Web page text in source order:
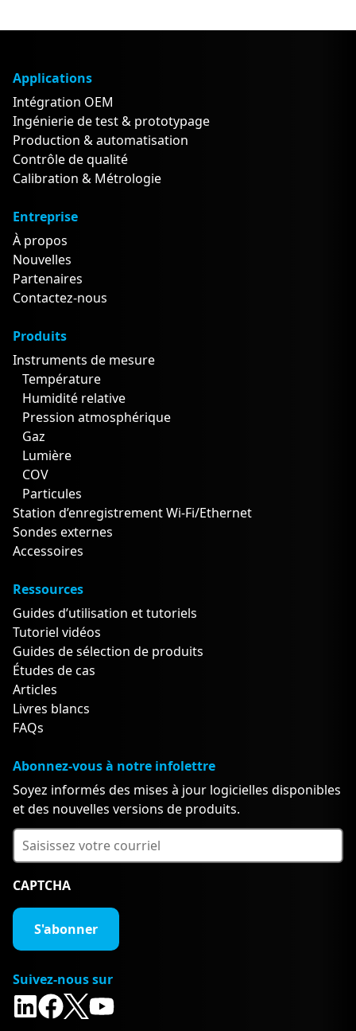
Applications
Intégration OEM
Ingénierie de test & prototypage
Production & automatisation
Contrôle de qualité
Calibration & Métrologie
Entreprise
À propos
Nouvelles
Partenaires
Contactez-nous
Produits
Instruments de mesure
Température
Humidité relative
Pression atmosphérique
Gaz
Lumière
COV
Particules
Station d’enregistrement Wi-Fi/Ethernet
Sondes externes
Accessoires
Ressources
Guides d’utilisation et tutoriels
Tutoriel vidéos
Guides de sélection de produits
Études de cas
Articles
Livres blancs
FAQs
Abonnez-vous à notre infolettre
Soyez informés des mises à jour logicielles disponibles
et des nouvelles versions de produits.
CAPTCHA
Suivez-nous sur